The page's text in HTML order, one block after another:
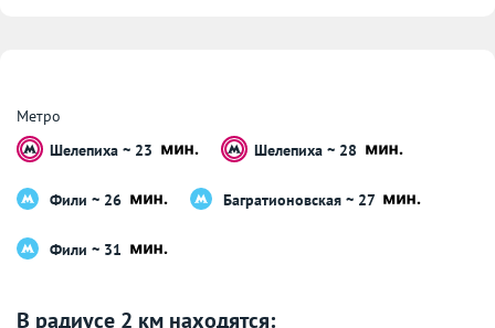
Метро
Шелепиха ~ 23
Шелепиха ~ 28
Фили ~ 26 Багратионовская ~ 27
Фили ~ 31
В радиусе 2 км находятся: